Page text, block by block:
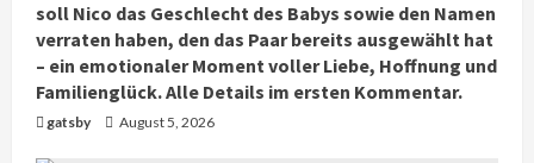
soll Nico das Geschlecht des Babys sowie den Namen
verraten haben, den das Paar bereits ausgewählt hat
– ein emotionaler Moment voller Liebe, Hoffnung und
Familienglück. Alle Details im ersten Kommentar.
gatsby August 5, 2026